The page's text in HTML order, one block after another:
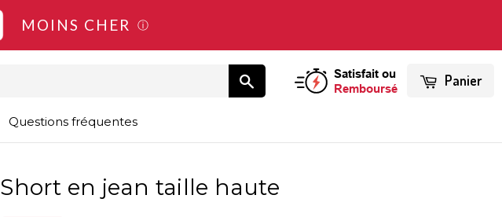
MOINS CHER ⓘ
Satisfait ou
Remboursé
Panier
Questions fréquentes
Short en jean taille haute